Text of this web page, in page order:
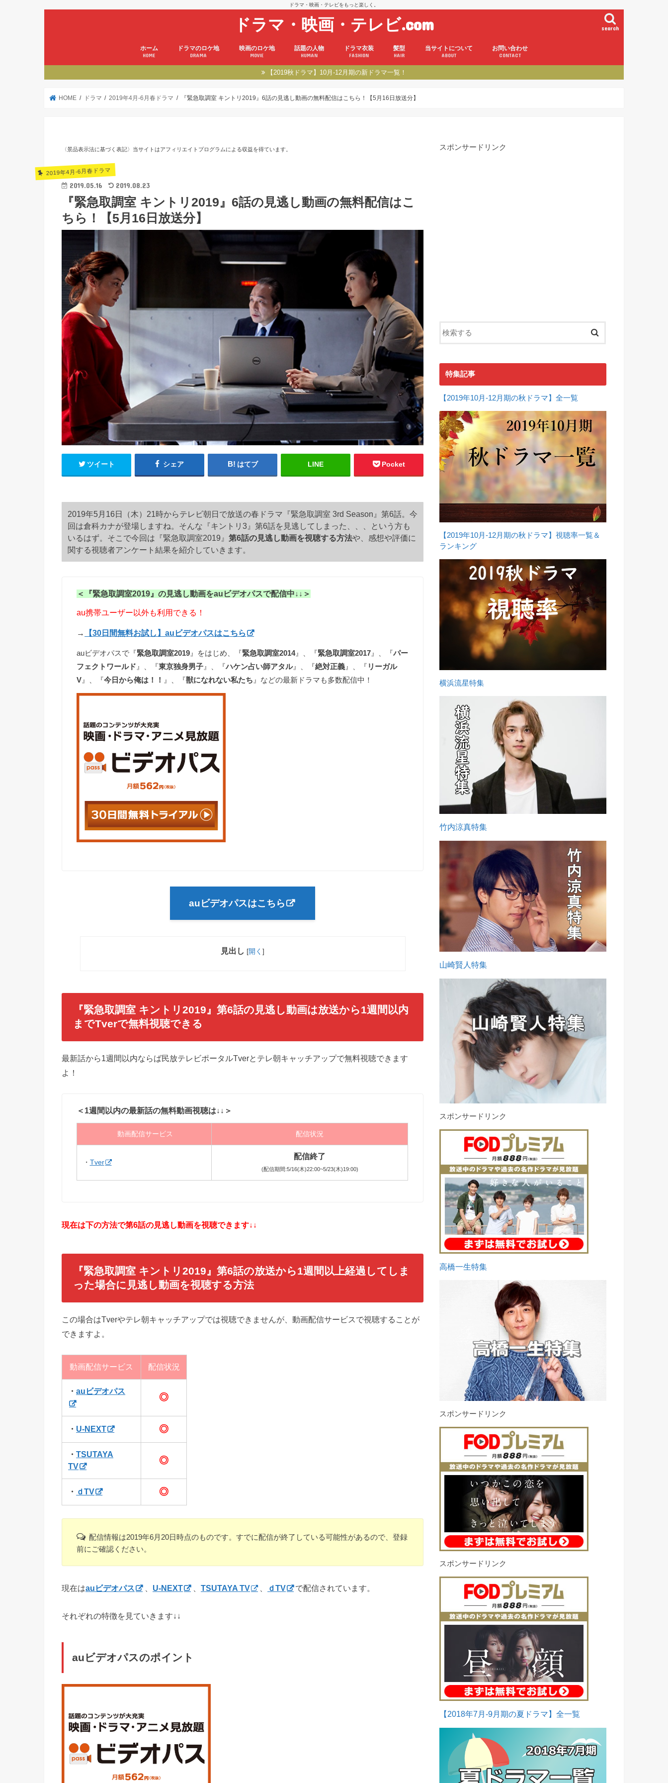
ドラマ・映画・テレビをもっと楽しく。
ドラマ・映画・テレビ.com search
ホーム
HOME
ドラマのロケ地
DRAMA
映画のロケ地
MOVIE
話題の人物
HUMAN
ドラマ衣装
FASHION
髪型
HAIR
当サイトについて
ABOUT
お問い合わせ
CONTACT
【2019秋ドラマ】10月-12月期の新ドラマ一覧！
HOME ドラマ 2019年4月-6月春ドラマ 『緊急取調室 キントリ2019』6話の見逃し動画の無料配信はこちら！【5月16日放送分】
〈景品表示法に基づく表記〉当サイトはアフィリエイトプログラムによる収益を得ています。
2019年4月-6月春ドラマ
2019.05.16 2019.08.23
『緊急取調室 キントリ2019』6話の見逃し動画の無料配信はこ
ちら！【5月16日放送分】
ツイート シェア はてブ LINE Pocket
2019年5月16日（木）21時からテレビ朝日で放送の春ドラマ『緊急取調室 3rd Season』第6話。今
回は倉科カナが登場しますね。そんな『キントリ3』第6話を見逃してしまった、、、という方も
いるはず。そこで今回は『緊急取調室2019』 第6話の見逃し動画を視聴する方法や、感想や評価に
関する視聴者アンケート結果を紹介していきます。
＜『緊急取調室2019』の見逃し動画をauビデオパスで配信中↓↓＞
au携帯ユーザー以外も利用できる！
→ 【30日間無料お試し】auビデオパスはこちら
auビデオパスで『緊急取調室2019 』をはじめ、『緊急取調室2014』、『緊急取調室2017 』、『パー
フェクトワールド 』、『東京独身男子 』、 『ハケン占い師アタル』、『絶対正義 』、『 リーガル
V 』、『今日から俺は！！ 』、『獣になれない私たち 』などの最新ドラマも多数配信中！
auビデオパスはこちら
見出し [開く ]
『緊急取調室 キントリ2019』第6話の見逃し動画は放送から1週間以内
までTverで無料視聴できる
最新話から1週間以内ならば民放テレビポータルTverとテレ朝キャッチアップで無料視聴できます
よ！
＜1週間以内の最新話の無料動画視聴は↓↓＞
動画配信サービス 配信状況
・ Tver
配信終了
(配信期間:5/16(木)22:00~5/23(木)19:00)
現在は下の方法で第6話の見逃し動画を視聴できます↓↓
『緊急取調室 キントリ2019』第6話の放送から1週間以上経過してしま
った場合に見逃し動画を視聴する方法
この場合はTverやテレ朝キャッチアップでは視聴できませんが、動画配信サービスで視聴することが
できますよ。
動画配信サービス 配信状況
・auビデオパス
◎
・ U-NEXT ◎
・TSUTAYA
TV
◎
・ ｄTV ◎
配信情報は2019年6月20日時点のものです。すでに配信が終了している可能性があるので、登録
前にご確認ください。
現在はauビデオパス 、 U-NEXT 、 TSUTAYA TV 、 ｄTV で配信されています。
それぞれの特徴を見ていきます↓↓
auビデオパスのポイント
スポンサードリンク
特集記事
【2019年10月-12月期の秋ドラマ】全一覧
【2019年10月-12月期の秋ドラマ】視聴率一覧＆
ランキング
横浜流星特集
竹内涼真特集
山崎賢人特集
スポンサードリンク
高橋一生特集
スポンサードリンク
スポンサードリンク
【2018年7月-9月期の夏ドラマ】全一覧